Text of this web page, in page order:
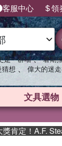
客服中心 領
是一群喵 、 暑期
想 、 偉大的迷
文具選物
Steadman